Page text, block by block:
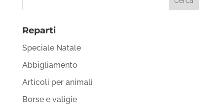
Reparti
Speciale Natale
Abbigliamento
Articoli per animali
Borse e valigie